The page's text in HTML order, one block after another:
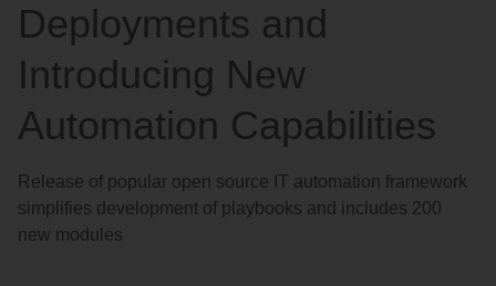
Deployments and
Introducing New
Automation Capabilities
Release of popular open source IT automation framework
simplifies development of playbooks and includes 200
new modules